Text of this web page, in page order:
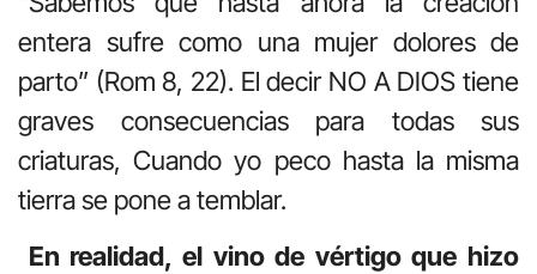
entera sufre como una mujer dolores de
parto” (Rom 8, 22). El decir NO A DIOS tiene
graves consecuencias para todas sus
criaturas, Cuando yo peco hasta la misma
tierra se pone a temblar.
En realidad, el vino de vértigo que hizo